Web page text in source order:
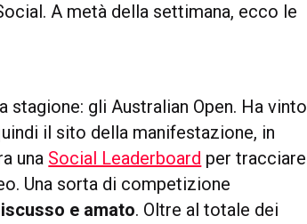
A metà della settimana, ecco le
gli Australian Open. Ha vinto
il sito della manifestazione, in
una Social Leaderboard per tracciare
Una sorta di competizione
e amato. Oltre al totale dei